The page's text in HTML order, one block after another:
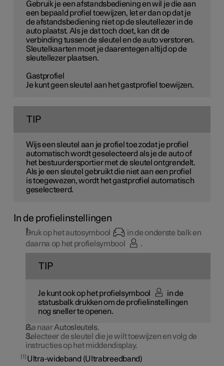
Gebruik je een afstandsbediening en wil je die aan
een bepaald profiel toewijzen, let er dan op dat je
de afstandsbediening niet op de sleutellezer in de
auto plaatst. Als je dat toch doet, kan dit de
verbinding tussen de sleutel en de auto verstoren.
Sleutelkaarten moet je daarentegen altijd op de
sleutellezer plaatsen.
Gastprofiel
Je kunt geen sleutel aan het gastprofiel toewijzen.
TIP
Wijs een sleutel aan je profiel toe zodat je profiel
automatisch wordt geselecteerd als je de auto of
het bestuurdersportier met de sleutel ontgrendelt.
Als je een sleutel gebruikt die niet aan een profiel
is toegewezen, wordt het gastprofiel automatisch
geselecteerd.
In de profielinstellingen
Druk op het autosymbool
in de onderste balk en
daarna op het profielsymbool
.
TIP
Je kunt ook op het profielsymbool
in de
statusbalk drukken om de profielinstellingen
nog sneller te openen.
Ga naarAutosleutels.
Selecteer de sleutel die je wilt toewijzen en volg de
instructies op het middendisplay.
1 Ultra-wideband (Ultrabreedband)